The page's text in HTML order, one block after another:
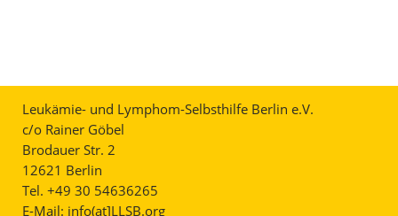
Leukämie- und Lymphom-Selbsthilfe Berlin e.V.
c/o Rainer Göbel
Brodauer Str. 2
12621 Berlin
Tel. +49 30 54636265
E-Mail: info(at]LLSB.org